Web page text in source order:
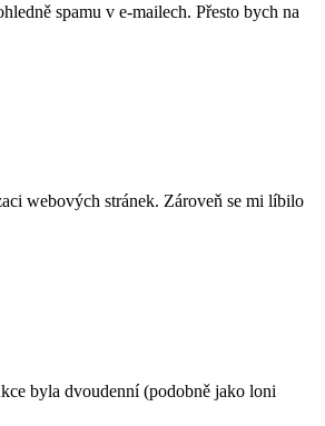
spamu v e-mailech. Přesto bych na
webových stránek. Zároveň se mi líbilo
byla dvoudenní (podobně jako loni